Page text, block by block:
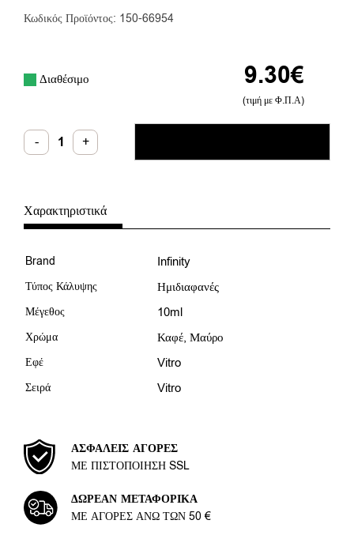
Κωδικός Προϊόντος: 150-66954
9.30€
(τιμή με Φ.Π.Α)
Διαθέσιμο
- Infinity
Ημιμόνιμο
Βερνίκι
ποσότητα
+
Χαρακτηριστικά
Brand Infinity
Τύπος Κάλυψης Ημιδιαφανές
Μέγεθος 10ml
Χρώμα Καφέ, Μαύρο
Εφέ Vitro
Σειρά Vitro
ΑΣΦΑΛΕΊΣ ΑΓΟΡΈΣ
ΜΕ ΠΙΣΤΟΠΟΊΗΣΗ SSL
ΔΩΡΕΆΝ ΜΕΤΑΦΟΡΙΚΆ
ΜΕ ΑΓΟΡΈΣ ΆΝΩ ΤΩΝ 50 €